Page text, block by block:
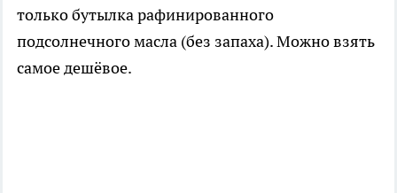
только бутылка рафинированного
подсолнечного масла (без запаха). Можно взять
самое дешёвое.